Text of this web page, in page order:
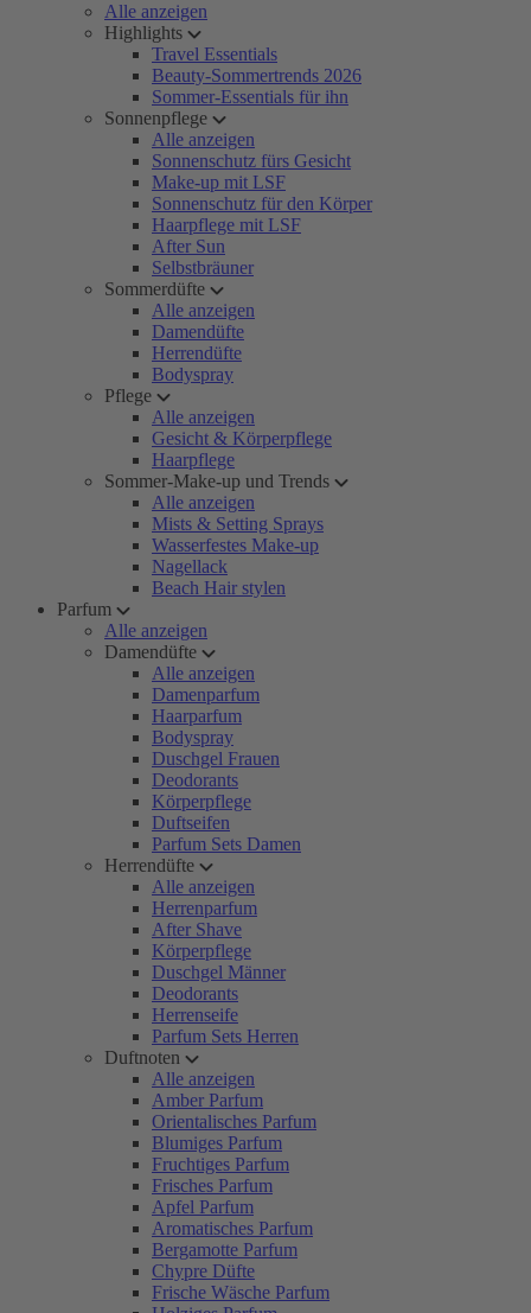
Alle anzeigen
Highlights
Travel Essentials
Beauty-Sommertrends 2026
Sommer-Essentials für ihn
Sonnenpflege
Alle anzeigen
Sonnenschutz fürs Gesicht
Make-up mit LSF
Sonnenschutz für den Körper
Haarpflege mit LSF
After Sun
Selbstbräuner
Sommerdüfte
Alle anzeigen
Damendüfte
Herrendüfte
Bodyspray
Pflege
Alle anzeigen
Gesicht & Körperpflege
Haarpflege
Sommer-Make-up und Trends
Alle anzeigen
Mists & Setting Sprays
Wasserfestes Make-up
Nagellack
Beach Hair stylen
Parfum
Alle anzeigen
Damendüfte
Alle anzeigen
Damenparfum
Haarparfum
Bodyspray
Duschgel Frauen
Deodorants
Körperpflege
Duftseifen
Parfum Sets Damen
Herrendüfte
Alle anzeigen
Herrenparfum
After Shave
Körperpflege
Duschgel Männer
Deodorants
Herrenseife
Parfum Sets Herren
Duftnoten
Alle anzeigen
Amber Parfum
Orientalisches Parfum
Blumiges Parfum
Fruchtiges Parfum
Frisches Parfum
Apfel Parfum
Aromatisches Parfum
Bergamotte Parfum
Chypre Düfte
Frische Wäsche Parfum